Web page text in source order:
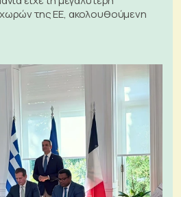
της ΕΕ, ακολουθούμενη